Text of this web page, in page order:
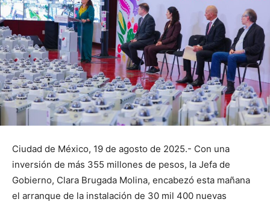
Ciudad de México, 19 de agosto de 2025.- Con una
inversión de más 355 millones de pesos, la Jefa de
Gobierno, Clara Brugada Molina, encabezó esta mañana
el arranque de la instalación de 30 mil 400 nuevas